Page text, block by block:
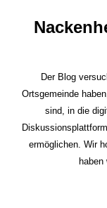
Der Blog
Ortsgemeinde
sind, in die
ermöglichen. Wir